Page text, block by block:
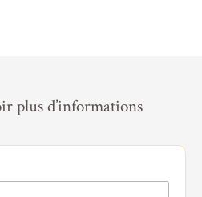
plus d’informations